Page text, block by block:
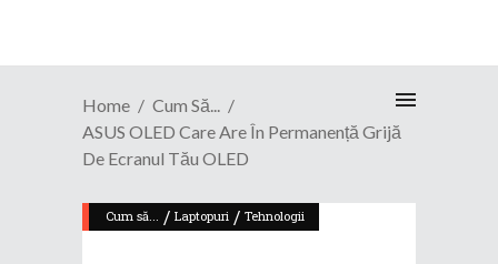
Home
Cum Să...
ASUS OLED Care Are În Permanență Grijă
De Ecranul Tău OLED
Cum să... / Laptopuri / Tehnologii